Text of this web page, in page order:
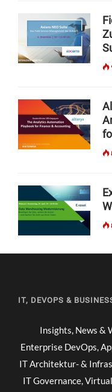
IT, DEVOPS &
Insights, News &
Enterprise DevOps,
IT Architektur- &
IT Governance,